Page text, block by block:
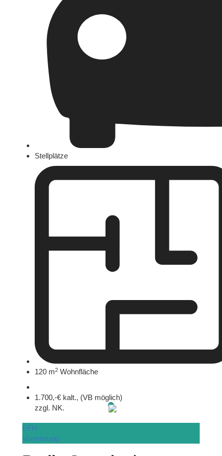
Stellplätze
120 m2 Wohnfläche
1.700,-€ kalt., (VB möglich)
zzgl. NK.
EFH
Vermietung